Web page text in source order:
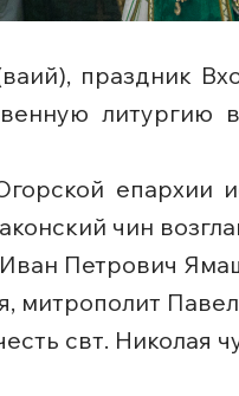
праздник
литургию
чин
Иван Петрович
свт. Николая